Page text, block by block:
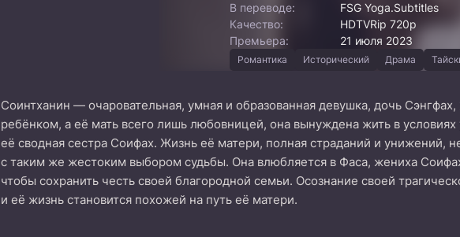
В переводе:
FSG Yoga.Subtitles
Качество:
HDTVRip 720p
Премьера:
21 июля 2023
Романтика Исторический Драма
Соинтханин — очаровательная, умная и образованная девушка, дочь
ребёнком, а её мать всего лишь любовницей, она вынуждена жить в
её сводная сестра Соифах. Жизнь её матери, полная страданий и унижений,
с таким же жестоким выбором судьбы. Она влюбляется в Фаса, жениха
чтобы сохранить честь своей благородной семьи. Осознание своей
и её жизнь становится похожей на путь её матери.